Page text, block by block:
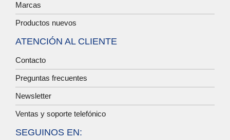
Marcas
Productos nuevos
ATENCIÓN AL CLIENTE
Contacto
Preguntas frecuentes
Newsletter
Ventas y soporte telefónico
SEGUINOS EN: